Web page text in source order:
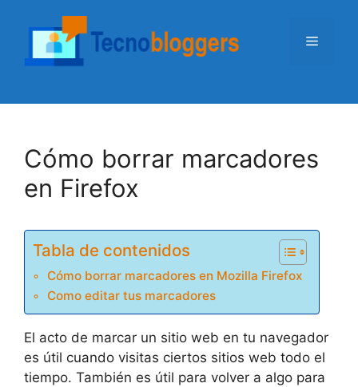
contenido
Menú
Cómo borrar marcadores
en Firefox
Tabla de contenidos
Cómo borrar marcadores en Mozilla Firefox
Como editar tus marcadores
El acto de marcar un sitio web en tu navegador
es útil cuando visitas ciertos sitios web todo el
tiempo. También es útil para volver a algo para